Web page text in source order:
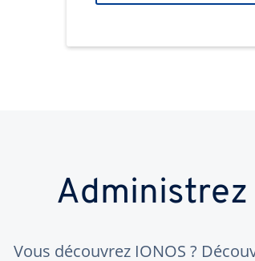
Administrez
Vous découvrez IONOS ?